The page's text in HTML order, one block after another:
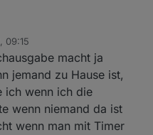
mit der Sprachausgabe
mal kurz beschreiben?
09:15
macht ja
jemand zu Hause ist,
ich wenn ich die
wenn niemand da ist
wenn man mit Timer